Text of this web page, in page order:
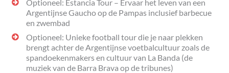
Optioneel: Estancia Tour – Ervaar het leven van een
Argentijnse Gaucho op de Pampas inclusief barbecue
en zwembad
Optioneel: Unieke football tour die je naar plekken
brengt achter de Argentijnse voetbalcultuur zoals de
spandoekenmakers en cultuur van La Banda (de
muziek van de Barra Brava op de tribunes)